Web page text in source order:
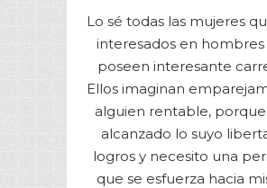
Lo sé todas las mujeres
interesados ​​en
poseen interesante
Ellos imaginan
alguien rentable,
alcanzado lo suyo
logros y necesito una
que se esfuerza hacia